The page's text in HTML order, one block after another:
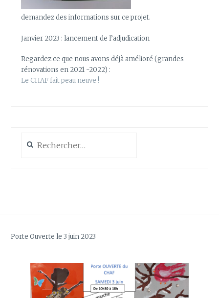
demandez des informations sur ce projet.
Janvier 2023 : lancement de l’adjudication
Regardez ce que nous avons déjà amélioré (grandes
rénovations en 2021 -2022) :
Le CHAF fait peau neuve !
Porte Ouverte le 3 juin 2023